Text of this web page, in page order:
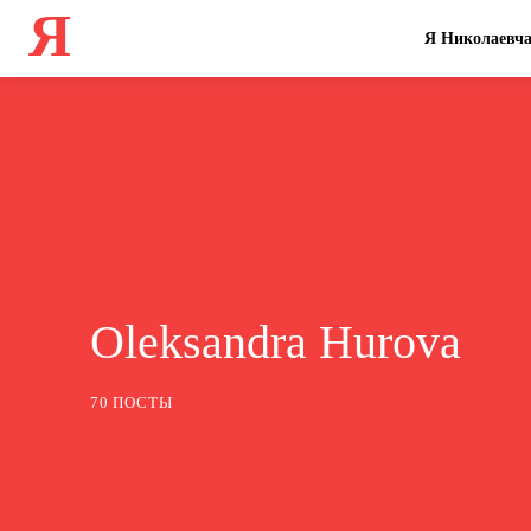
Я Я
Oleksandra Hurova
70 ПОСТЫ